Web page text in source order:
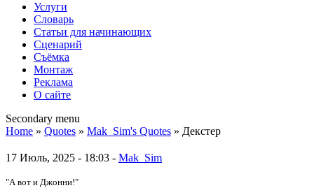
Услуги
Словарь
Статьи для начинающих
Сценарий
Съёмка
Монтаж
Реклама
О сайте
Secondary menu
Home » Quotes » Mak_Sim's Quotes » Декстер
17 Июль, 2025 - 18:03 - Mak_Sim
"А вот и Джонни!"